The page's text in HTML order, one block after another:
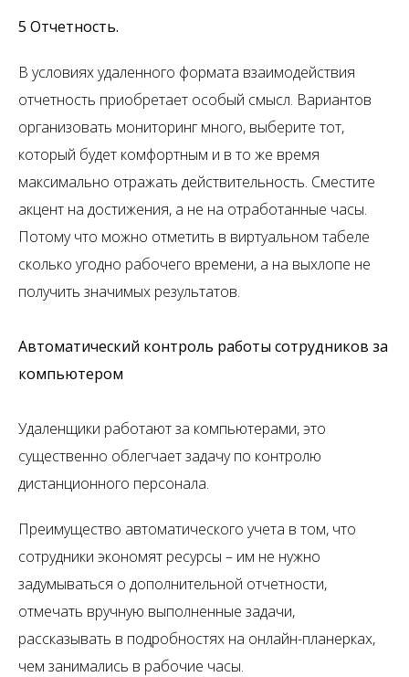
5 Отчетность.
В условиях удаленного формата взаимодействия
отчетность приобретает особый смысл. Вариантов
организовать мониторинг много, выберите тот,
который будет комфортным и в то же время
максимально отражать действительность. Сместите
акцент на достижения, а не на отработанные часы.
Потому что можно отметить в виртуальном табеле
сколько угодно рабочего времени, а на выхлопе не
получить значимых результатов.
Автоматический контроль работы сотрудников за
компьютером
Удаленщики работают за компьютерами, это
существенно облегчает задачу по контролю
дистанционного персонала.
Преимущество автоматического учета в том, что
сотрудники экономят ресурсы – им не нужно
задумываться о дополнительной отчетности,
отмечать вручную выполненные задачи,
рассказывать в подробностях на онлайн-планерках,
чем занимались в рабочие часы.